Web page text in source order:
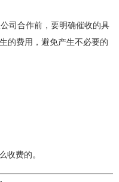
司合作前，要明确催收的具
的费用，避免产生不必要的
收费的。